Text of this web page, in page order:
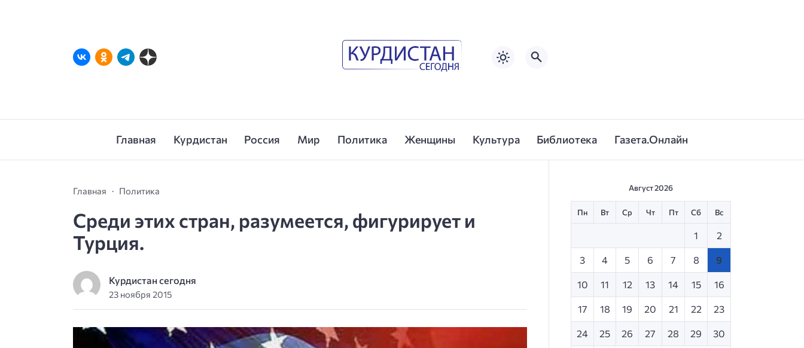
Главная Курдистан Россия Мир Политика Женщины Культура Библиотека Газета.Онлайн
Главная Политика
Среди этих стран, разумеется, фигурирует и
Турция.
Курдистан сегодня
23 ноября 2015
Август 2026
Пн Вт Ср Чт Пт Сб Вс
1 2
3 4 5 6 7 8 9
10 11 12 13 14 15 16
17 18 19 20 21 22 23
24 25 26 27 28 29 30